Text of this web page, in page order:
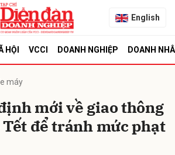
English
HỘI VCCI DOANH NGHIỆP DOANH
máy
mới về giao thông
Tết để tránh mức phạt